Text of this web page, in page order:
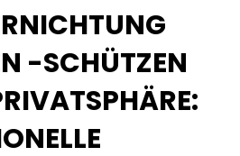
-SCHÜTZEN